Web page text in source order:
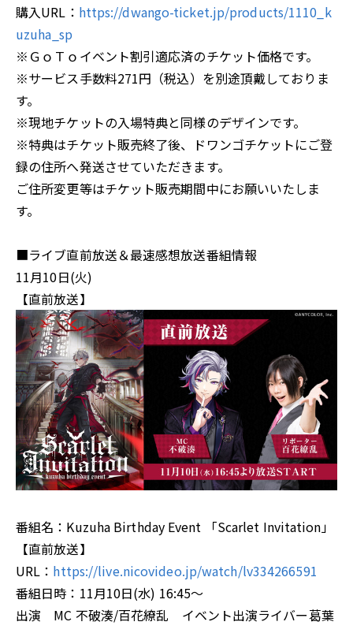
購入URL： https://dwango-ticket.jp/products/1110_k
uzuha_sp
※ＧｏＴｏイベント割引適応済のチケット価格です。
※サービス手数料271円（税込）を別途頂戴しておりま
す。
※現地チケットの入場特典と同様のデザインです。
※特典はチケット販売終了後、ドワンゴチケットにご登
録の住所へ発送させていただきます。
ご住所変更等はチケット販売期間中にお願いいたしま
す。
■ライブ直前放送＆最速感想放送番組情報
11月10日(火)
【直前放送】
番組名：Kuzuha Birthday Event 「Scarlet Invitation」
【直前放送】
URL： https://live.nicovideo.jp/watch/lv334266591
番組日時：11月10日(水) 16:45～
出演 MC 不破湊/百花繚乱 イベント出演ライバー葛葉